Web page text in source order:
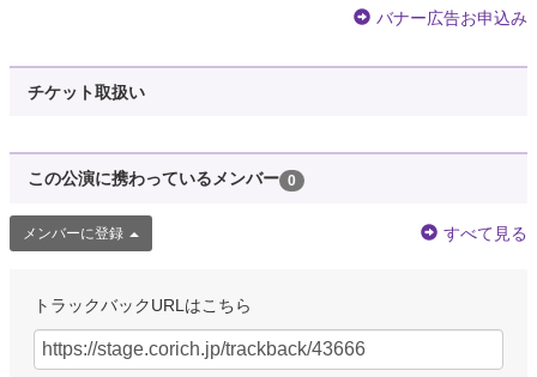
バナー広告お申込み
チケット取扱い
この公演に携わっているメンバー 0
メンバーに登録 すべて見る
トラックバックURLはこちら